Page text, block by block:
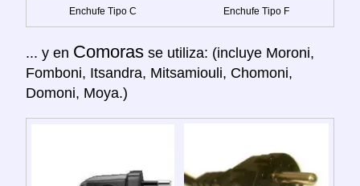
Enchufe Tipo C Enchufe Tipo F
... y en Comoras se utiliza: (incluye Moroni,
Fomboni, Itsandra, Mitsamiouli, Chomoni,
Domoni, Moya.)